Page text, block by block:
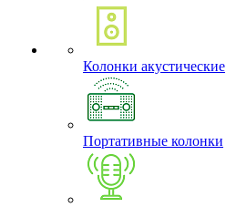
Колонки акустические
Портативные колонки